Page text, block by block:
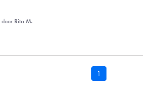
door Rita M.
1